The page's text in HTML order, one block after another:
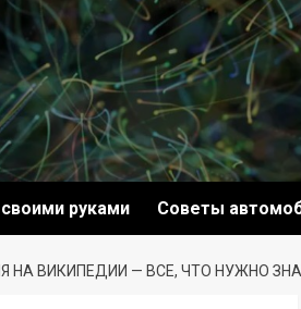
руками Советы
ВИКИПЕДИИ — ВСЕ, ЧТО НУЖНО